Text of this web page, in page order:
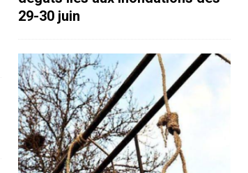
29-30 juin